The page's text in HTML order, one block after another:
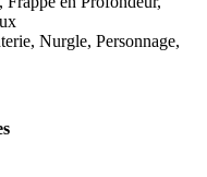
Nurgle, Personnage,